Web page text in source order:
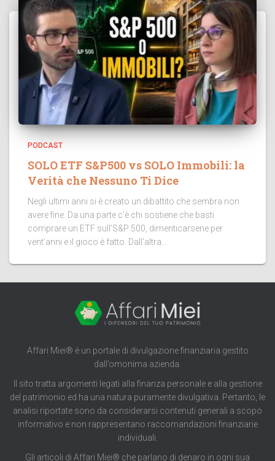
PODCAST
SOLO ETF S&P500 vs SOLO Immobili: la
Verità che Nessuno Ti Dice
Negli ultimi anni si è creato un dibattito che sembra non
avere fine. Da una parte c’è chi sostiene che basti
comprare un ETF sull’S&P 500, dimenticarsene per
vent’anni e il gioco è fatto. Dall’altra...
Affari Miei® è un portale di divulgazione finanziaria gestito
dall’omonima azienda.
Il sito tratta argomenti legati alla finanza personale e alla gestione
del patrimonio ed ha una natura puramente divulgativa. Pertanto, le
analisi riportate sono da considerarsi contenuti generali a scopo
informativo e non rappresentano raccomandazioni finanziarie
individuali.
Gli articoli di Affari Miei® che parlano di denaro in ogni sua